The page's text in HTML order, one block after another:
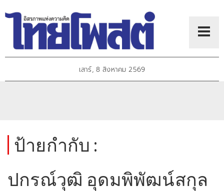
เสาร์, 8 สิงหาคม 2569
ป้ายกำกับ :
ปกรณ์วุฒิ อุดมพิพัฒน์สกุล